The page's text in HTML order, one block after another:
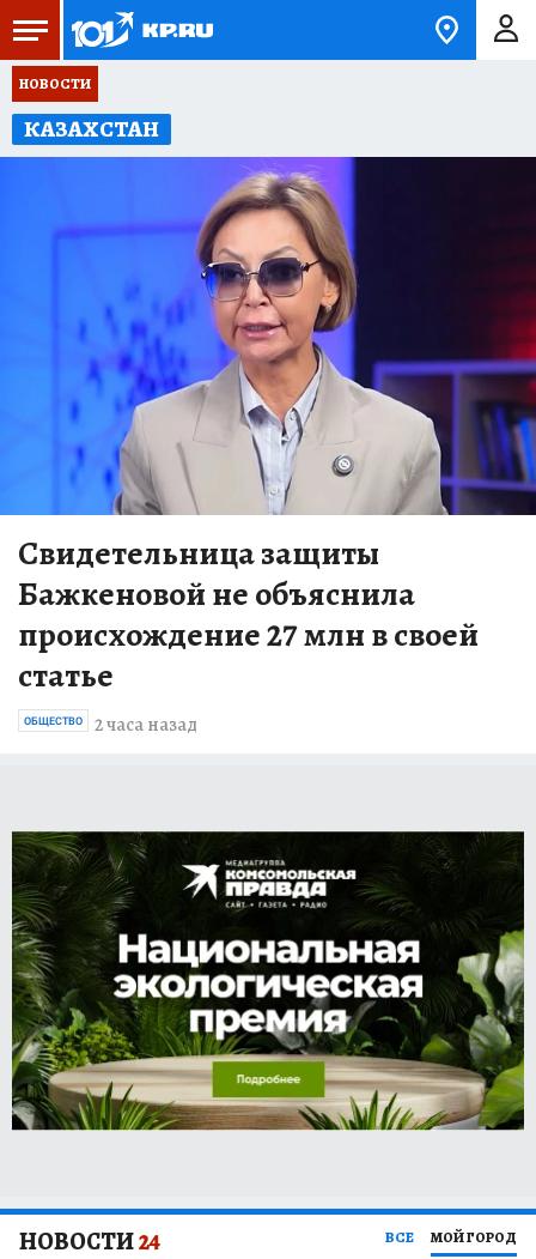
НОВОСТИ
КАЗАХСТАН
Свидетельница защиты
Бажкеновой не объяснила
происхождение 27 млн в своей
статье
2 часа назад
ОБЩЕСТВО
НОВОСТИ24 ВСЕ МОЙ ГОРОД